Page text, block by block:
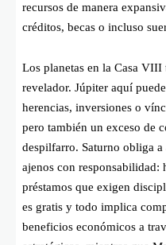
recursos de manera
créditos, becas o incluso
Los planetas en la Casa
revelador. Júpiter aquí
herencias, inversiones o
pero también un exceso de
despilfarro. Saturno obliga a
ajenos con responsabilidad:
préstamos que exigen
es gratis y todo implica
beneficios económicos a